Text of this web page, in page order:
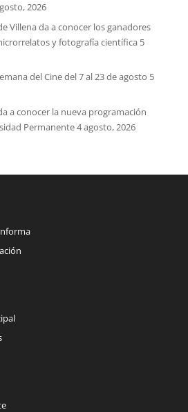
2026
Villena da a conocer los ganadores
y fotografía científica 5
del Cine del 7 al 23 de agosto 5
a conocer la nueva programación
Permanente4 agosto, 2026